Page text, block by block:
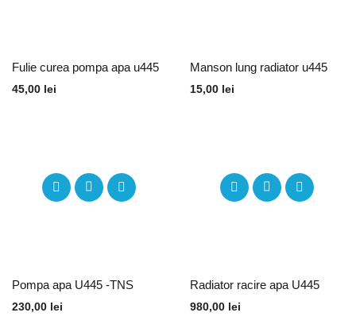
Fulie curea pompa apa u445
45,00 lei
Manson lung radiator u445
15,00 lei
Pompa apa U445 -TNS
230,00 lei
Radiator racire apa U445
980,00 lei